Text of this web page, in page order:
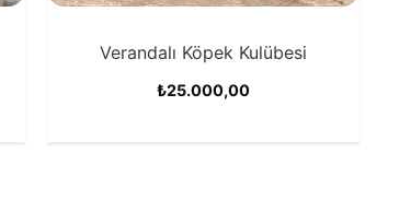
Verandalı Köpek Kulübesi
₺25.000,00